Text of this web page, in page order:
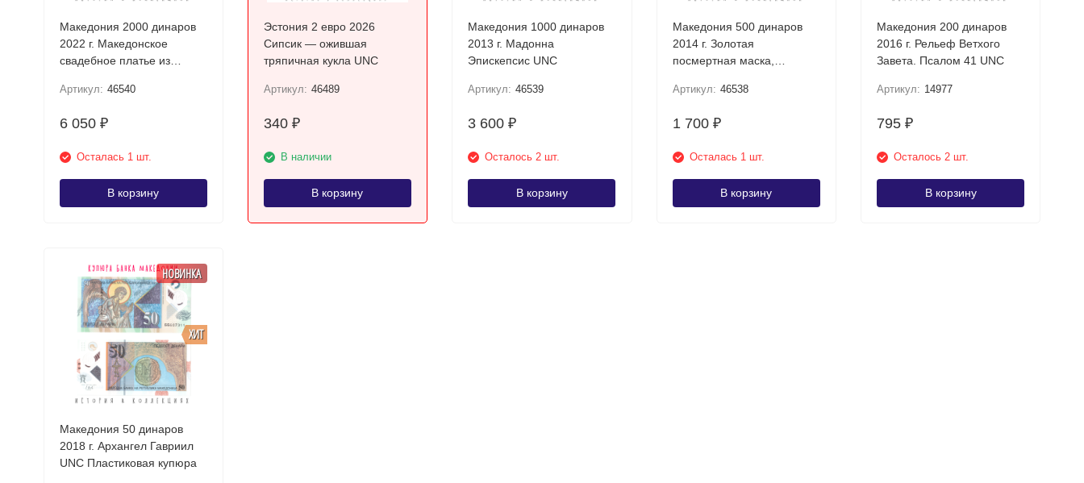
Македония 2000 динаров
2022 г. Македонское
свадебное платье из
Артикул: 46540
6 050 ₽
Осталась 1 шт.
В корзину
Эстония 2 евро 2026
Сипсик — ожившая
тряпичная кукла UNC
Артикул: 46489
340 ₽
В наличии
В корзину
Македония 1000 динаров
2013 г. Мадонна
Эпискепсис UNC
Артикул: 46539
3 600₽
Осталось 2 шт.
В корзину
Македония 500 динаров
2014 г. Золотая
посмертная маска,
Артикул: 46538
1 700 ₽
Осталась 1 шт.
В корзину
Македония 200 динаров
2016 г. Рельеф Ветхого
Завета. Псалом 41 UNC
Артикул: 14977
795₽
Осталось 2 шт.
В корзину
ХИТ
НОВИНКА
Македония 50 динаров
2018 г. Архангел Гавриил
UNC Пластиковая купюра